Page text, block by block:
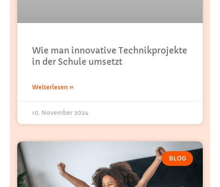
Wie man innovative Technikprojekte
in der Schule umsetzt
Weiterlesen »
10. November 2024
BLOG